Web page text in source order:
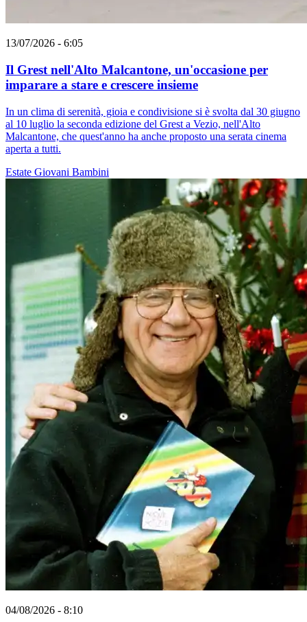
13/07/2026 - 6:05
Il Grest nell'Alto Malcantone, un'occasione per
imparare a stare e crescere insieme
In un clima di serenità, gioia e condivisione si è svolta dal 30 giugno
al 10 luglio la seconda edizione del Grest a Vezio, nell'Alto
Malcantone, che quest'anno ha anche proposto una serata cinema
aperta a tutti.
Estate Giovani Bambini
04/08/2026 - 8:10